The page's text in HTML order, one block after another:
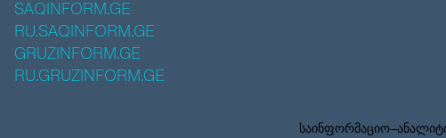
SAQINFORM.GE
RU.SAQINFORM.GE
GRUZINFORM.GE
RU.GRUZINFORM.GE